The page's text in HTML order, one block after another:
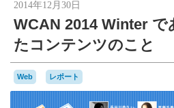
2014年12月30日
WCAN 2014 Winter で
たコンテンツのこと
Web レポート